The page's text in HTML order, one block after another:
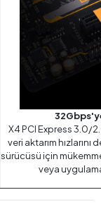
X4 PCI Express 3.0/
veri aktarım
sürücüsü için
veya